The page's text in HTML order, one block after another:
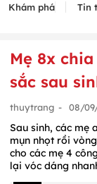
Khám phá Tin
Mẹ 8x
sắc sau
thuytrang - 08/
Sau sinh, các mẹ
mụn nhọt rồi
cho các mẹ 4
lại vóc dáng